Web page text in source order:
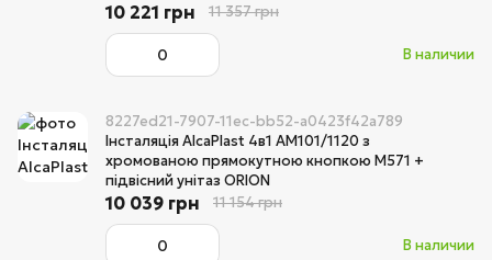
В наличии
10 221 грн 11 357 грн
8227ed21-7907-11ec-bb52-a0423f42a789
Інсталяція AlcaPlast 4в1 AM101/1120 з
хромованою прямокутною кнопкою M571 +
підвісний унітаз ORION
В наличии
10 039 грн 11 154 грн